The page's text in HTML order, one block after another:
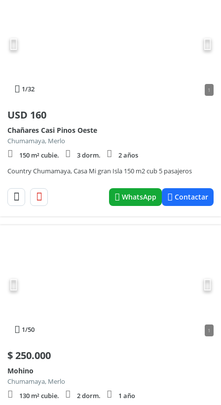
1/32 1
USD 160
Chañares Casi Pinos Oeste
Chumamaya, Merlo
150 m² cubie.
3 dorm.
2 años
Country Chumamaya, Casa Mi gran Isla 150 m2 cub 5 pasajeros
WhatsApp Contactar
1/50 1
$250.000
Mohino
Chumamaya, Merlo
130 m² cubie.
2 dorm.
1 año